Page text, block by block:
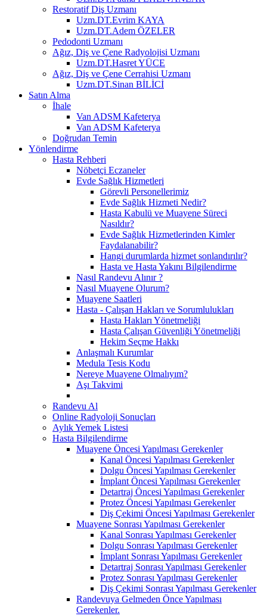
Restoratif Diş Uzmanı
Uzm.DT.Evrim KAYA
Uzm.DT.Adem ÖZELER
Pedodonti Uzmanı
Ağız, Diş ve Çene Radyolojisi Uzmanı
Uzm.DT.Hasret YÜCE
Ağız, Diş ve Çene Cerrahisi Uzmanı
Uzm.DT.Sinan BİLİCİ
Satın Alma
İhale
Van ADSM Kafeterya
Van ADSM Kafeterya
Doğrudan Temin
Yönlendirme
Hasta Rehberi
Nöbetçi Eczaneler
Evde Sağlık Hizmetleri
Görevli Personellerimiz
Evde Sağlık Hizmeti Nedir?
Hasta Kabulü ve Muayene Süreci
Nasıldır?
Evde Sağlık Hizmetlerinden Kimler
Faydalanabilir?
Hangi durumlarda hizmet sonlandırılır?
Hasta ve Hasta Yakını Bilgilendirme
Nasıl Randevu Alınır ?
Nasıl Muayene Olurum?
Muayene Saatleri
Hasta - Çalışan Hakları ve Sorumlulukları
Hasta Hakları Yönetmeliği
Hasta Çalışan Güvenliği Yönetmeliği
Hekim Seçme Hakkı
Anlaşmalı Kurumlar
Medula Tesis Kodu
Nereye Muayene Olmalıyım?
Aşı Takvimi
Randevu Al
Online Radyoloji Sonuçları
Aylık Yemek Listesi
Hasta Bilgilendirme
Muayene Öncesi Yapılması Gerekenler
Kanal Öncesi Yapılması Gerekenler
Dolgu Öncesi Yapılması Gerekenler
İmplant Öncesi Yapılması Gerekenler
Detartraj Öncesi Yapılması Gerekenler
Protez Öncesi Yapılması Gerekenler
Diş Çekimi Öncesi Yapılması Gerekenler
Muayene Sonrası Yapılması Gerekenler
Kanal Sonrası Yapılması Gerekenler
Dolgu Sonrası Yapılması Gerekenler
İmplant Sonrası Yapılması Gerekenler
Detartraj Sonrası Yapılması Gerekenler
Protez Sonrası Yapılması Gerekenler
Diş Çekimi Sonrası Yapılması Gerekenler
Randevuya Gelmeden Önce Yapılması
Gerekenler.